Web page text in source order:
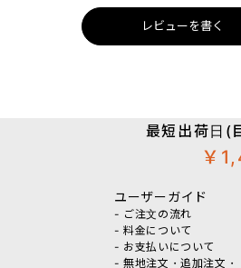
レビューを書く
最短出荷日
￥
ユーザーガイド
- ご注文の流れ
- 料金について
- お支払いについて
- 無地注文・追加注文・